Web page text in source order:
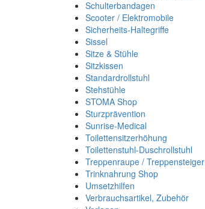
Schulterbandagen
Scooter / Elektromobile
Sicherheits-Haltegriffe
Sissel
Sitze & Stühle
Sitzkissen
Standardrollstuhl
Stehstühle
STOMA Shop
Sturzprävention
Sunrise-Medical
Toilettensitzerhöhung
Toilettenstuhl-Duschrollstuhl
Treppenraupe / Treppensteiger
Trinknahrung Shop
Umsetzhilfen
Verbrauchsartikel, Zubehör